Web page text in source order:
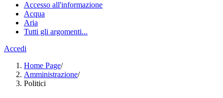
Accesso all'informazione
Acqua
Aria
Tutti gli argomenti...
Accedi
Home Page/
Amministrazione/
Politici